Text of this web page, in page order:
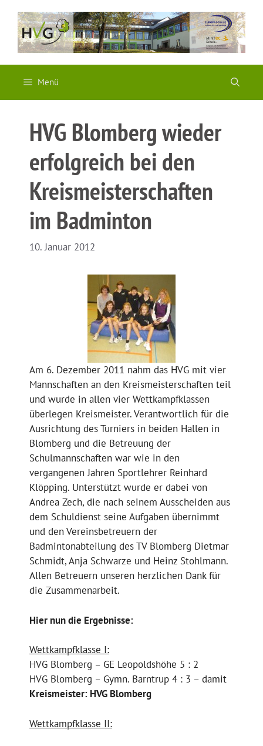
Inhalt
springen
Menü
HVG Blomberg wieder
erfolgreich bei den
Kreismeisterschaften
im Badminton
10. Januar 2012
Am 6. Dezember 2011 nahm das HVG mit vier
Mannschaften an den Kreismeisterschaften teil
und wurde in allen vier Wettkampfklassen
überlegen Kreismeister. Verantwortlich für die
Ausrichtung des Turniers in beiden Hallen in
Blomberg und die Betreuung der
Schulmannschaften war wie in den
vergangenen Jahren Sportlehrer Reinhard
Klöpping. Unterstützt wurde er dabei von
Andrea Zech, die nach seinem Ausscheiden aus
dem Schuldienst seine Aufgaben übernimmt
und den Vereinsbetreuern der
Badmintonabteilung des TV Blomberg Dietmar
Schmidt, Anja Schwarze und Heinz Stohlmann.
Allen Betreuern unseren herzlichen Dank für
die Zusammenarbeit.
Hier nun die Ergebnisse:
Wettkampfklasse I:
HVG Blomberg – GE Leopoldshöhe 5 : 2
HVG Blomberg – Gymn. Barntrup 4 : 3 – damit
Kreismeister: HVG Blomberg
Wettkampfklasse II: